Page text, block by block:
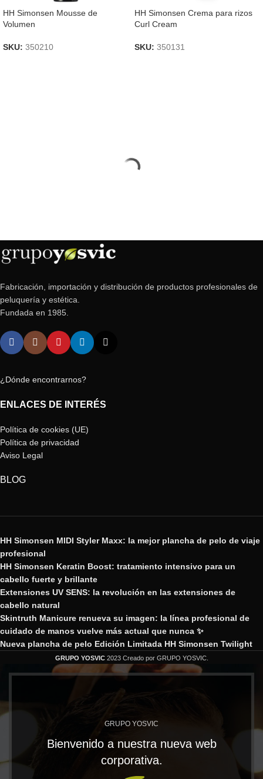
HH Simonsen Mousse de
Volumen
SKU: 350210
HH Simonsen Crema para rizos
Curl Cream
SKU: 350131
Fabricación, importación y distribución de productos profesionales de
peluquería y estética.
Fundada en 1985.
¿Dónde encontrarnos?
ENLACES DE INTERÉS
Política de cookies (UE)
Política de privacidad
Aviso Legal
BLOG
HH Simonsen MIDI Styler Maxx: la mejor plancha de pelo de viaje
profesional
HH Simonsen Keratin Boost: tratamiento intensivo para un
cabello fuerte y brillante
Extensiones UV SENS: la revolución en las extensiones de
cabello natural
Skintruth Manicure renueva su imagen: la línea profesional de
cuidado de manos vuelve más actual que nunca ✨
Nueva plancha de pelo Edición Limitada HH Simonsen Twilight
GRUPO YOSVIC 2023 Creado por GRUPO YOSVIC.
GRUPO YOSVIC
Bienvenido a nuestra nueva web
corporativa.